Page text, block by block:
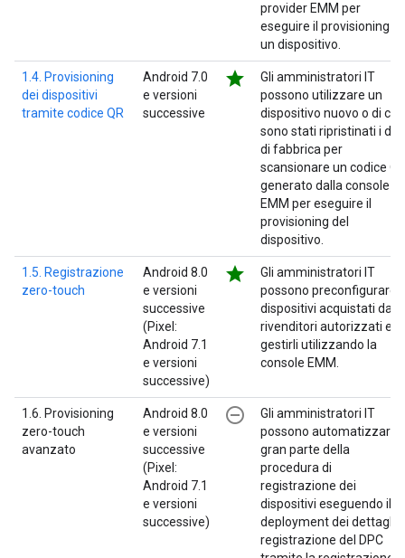
provider EMM per
eseguire il provisioning di
un dispositivo.
1.4. Provisioning
dei dispositivi
tramite codice QR
Android 7.0
e versioni
successive
star
Gli amministratori IT
possono utilizzare un
dispositivo nuovo o di cui
sono stati ripristinati i dati
di fabbrica per
scansionare un codice
generato dalla console
EMM per eseguire il
provisioning del
dispositivo.
1.5. Registrazione
zero-touch
Android 8.0
e versioni
successive
(Pixel:
Android 7.1
e versioni
successive)
star
Gli amministratori IT
possono preconfigurare i
dispositivi acquistati da
rivenditori autorizzati e
gestirli utilizzando la
console EMM.
1.6. Provisioning
zero-touch
avanzato
Android 8.0
e versioni
successive
(Pixel:
Android 7.1
e versioni
successive)
remove_circle_outline
Gli amministratori IT
possono automatizzare
gran parte della
procedura di
registrazione dei
dispositivi eseguendo il
deployment dei dettagli
registrazione del DPC